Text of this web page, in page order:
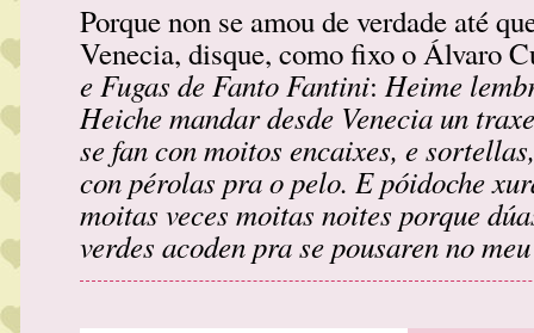
Porque non se amou de verdade até
Venecia, disque, como fixo o Álvaro
e Fugas de Fanto Fantini: Heime
Heiche mandar desde Venecia un
se fan con moitos encaixes, e
con pérolas pra o pelo. E póidoche
moitas veces moitas noites porque
verdes acoden pra se pousaren no